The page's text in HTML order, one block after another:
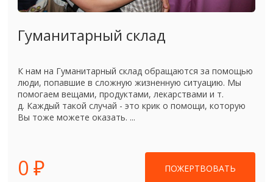
Гуманитарный склад
К нам на Гуманитарный склад обращаются за помощью
люди, попавшие в сложную жизненную ситуацию. Мы
помогаем вещами, продуктами, лекарствами и т.
д. Каждый такой случай - это крик о помощи, которую
Вы тоже можете оказать. ...
0 ₽ ПОЖЕРТВОВАТЬ